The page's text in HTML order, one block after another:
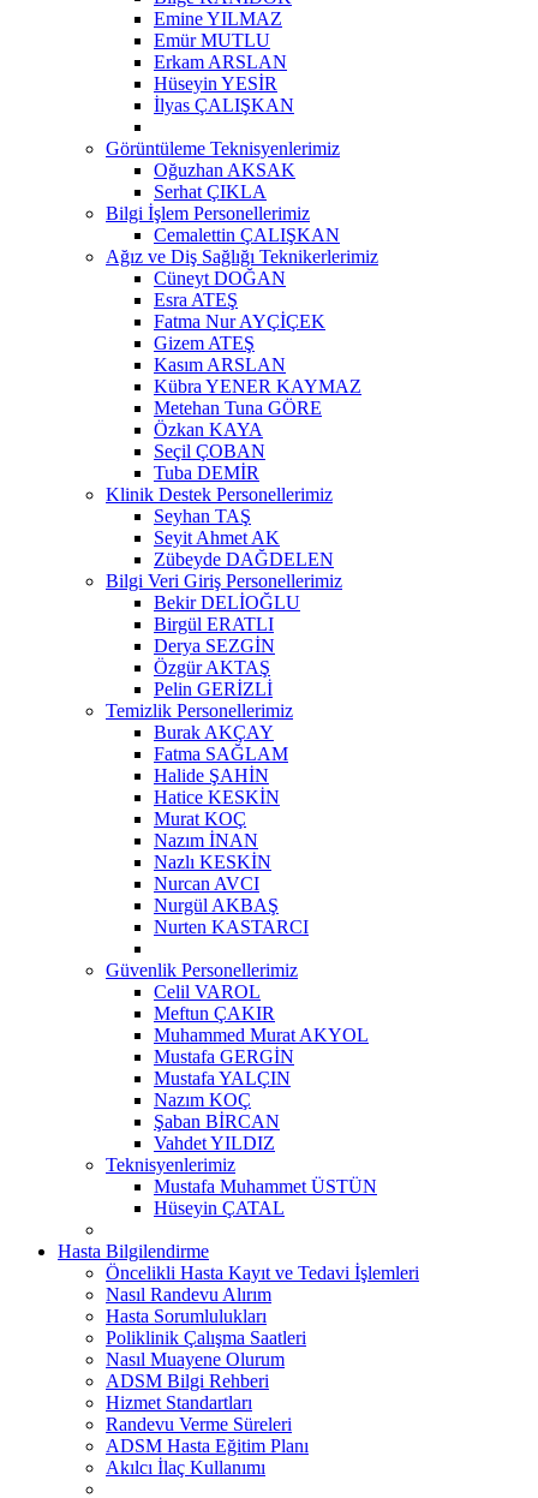
Emine YILMAZ
Emür MUTLU
Erkam ARSLAN
Hüseyin YESİR
İlyas ÇALIŞKAN
Görüntüleme Teknisyenlerimiz
Oğuzhan AKSAK
Serhat ÇIKLA
Bilgi İşlem Personellerimiz
Cemalettin ÇALIŞKAN
Ağız ve Diş Sağlığı Teknikerlerimiz
Cüneyt DOĞAN
Esra ATEŞ
Fatma Nur AYÇİÇEK
Gizem ATEŞ
Kasım ARSLAN
Kübra YENER KAYMAZ
Metehan Tuna GÖRE
Özkan KAYA
Seçil ÇOBAN
Tuba DEMİR
Klinik Destek Personellerimiz
Seyhan TAŞ
Seyit Ahmet AK
Zübeyde DAĞDELEN
Bilgi Veri Giriş Personellerimiz
Bekir DELİOĞLU
Birgül ERATLI
Derya SEZGİN
Özgür AKTAŞ
Pelin GERİZLİ
Temizlik Personellerimiz
Burak AKÇAY
Fatma SAĞLAM
Halide ŞAHİN
Hatice KESKİN
Murat KOÇ
Nazım İNAN
Nazlı KESKİN
Nurcan AVCI
Nurgül AKBAŞ
Nurten KASTARCI
Güvenlik Personellerimiz
Celil VAROL
Meftun ÇAKIR
Muhammed Murat AKYOL
Mustafa GERGİN
Mustafa YALÇIN
Nazım KOÇ
Şaban BİRCAN
Vahdet YILDIZ
Teknisyenlerimiz
Mustafa Muhammet ÜSTÜN
Hüseyin ÇATAL
Hasta Bilgilendirme
Öncelikli Hasta Kayıt ve Tedavi İşlemleri
Nasıl Randevu Alırım
Hasta Sorumlulukları
Poliklinik Çalışma Saatleri
Nasıl Muayene Olurum
ADSM Bilgi Rehberi
Hizmet Standartları
Randevu Verme Süreleri
ADSM Hasta Eğitim Planı
Akılcı İlaç Kullanımı